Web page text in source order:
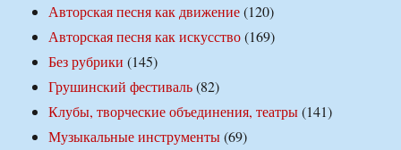
Авторская песня как движение(120)
Авторская песня как искусство(169)
Без рубрики (145)
Грушинский фестиваль(82)
Клубы, творческие объединения, театры(141)
Музыкальные инструменты(69)